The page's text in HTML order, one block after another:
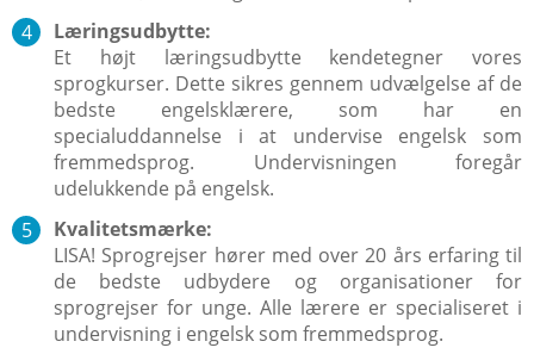
Læringsudbytte:
Et højt læringsudbytte kendetegner vores
sprogkurser. Dette sikres gennem udvælgelse af de
bedste engelsklærere, som har en
specialuddannelse i at undervise engelsk som
fremmedsprog. Undervisningen foregår
udelukkende på engelsk.
Kvalitetsmærke:
LISA! Sprogrejser hører med over 20 års erfaring til
de bedste udbydere og organisationer for
sprogrejser for unge. Alle lærere er specialiseret i
undervisning i engelsk som fremmedsprog.